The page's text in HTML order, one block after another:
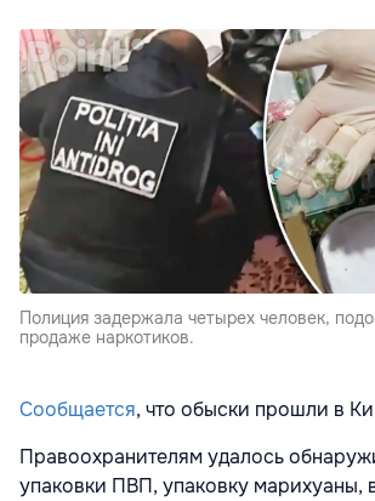
Полиция задержала четырех человек,
продаже наркотиков.
Сообщается, что обыски прошли в
Правоохранителям удалось
упаковки ПВП, упаковку марихуаны,